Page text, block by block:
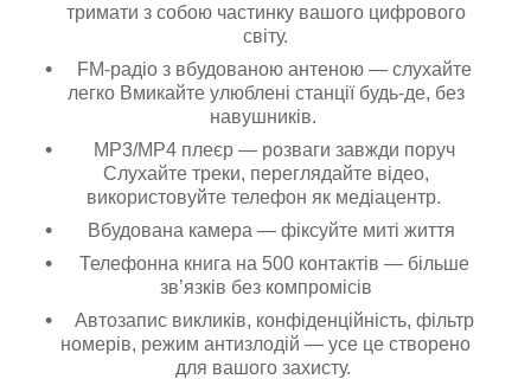
тримати з собою частинку вашого цифрового
світу.
FM-радіо з вбудованою антеною — слухайте
легко Вмикайте улюблені станції будь-де, без
навушників.
MP3/MP4 плеєр — розваги завжди поруч
Слухайте треки, переглядайте відео,
використовуйте телефон як медіацентр.
Вбудована камера — фіксуйте миті життя
Телефонна книга на 500 контактів — більше
зв’язків без компромісів
Автозапис викликів, конфіденційність, фільтр
номерів, режим антизлодій — усе це створено
для вашого захисту.